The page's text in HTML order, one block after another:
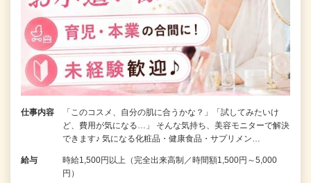
仕事内容
「このコスメ、自分の肌に合うかな？」「試してみたいけ
ど、費用が気になる…」 そんな気持ち、美容モニターで解決
できます♪ 気になる化粧品・健康食品・サプリメン…
給与
時給1,500円以上（完全出来高制／時間額1,500円～5,000
円）